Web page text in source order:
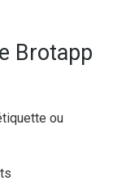
Brotapp
ou